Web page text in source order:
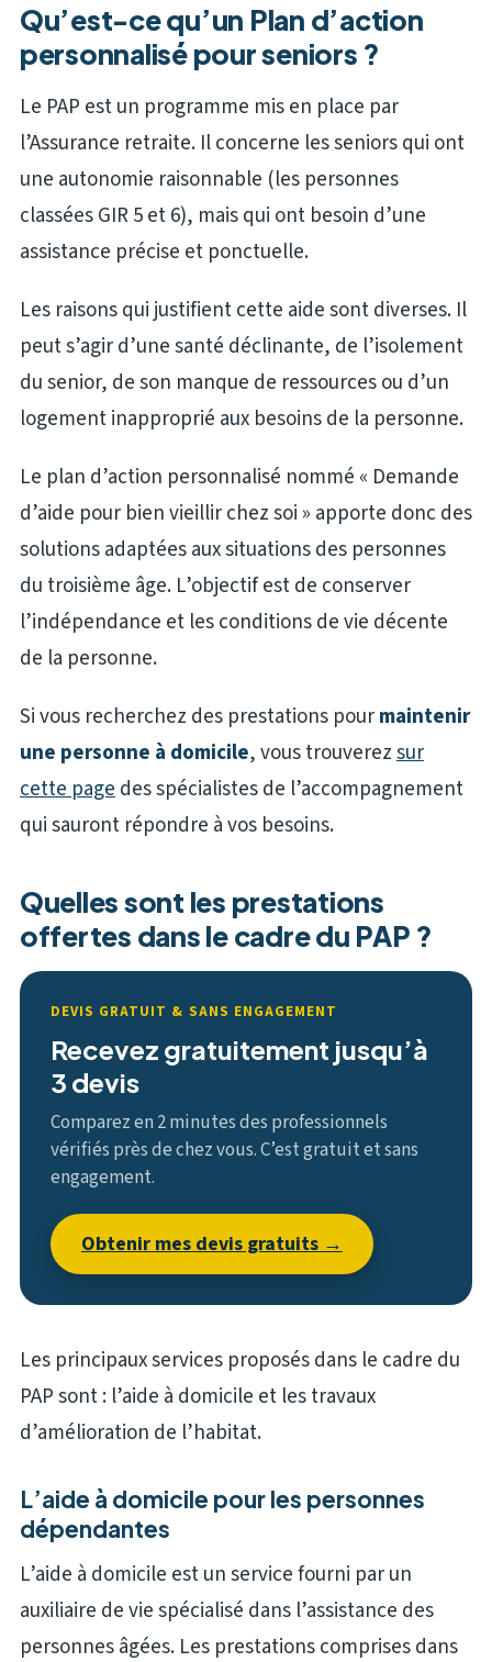
Qu’est-ce qu’un Plan d’action
personnalisé pour seniors ?
Le PAP est un programme mis en place par
l’Assurance retraite. Il concerne les seniors qui ont
une autonomie raisonnable (les personnes
classées GIR 5 et 6), mais qui ont besoin d’une
assistance précise et ponctuelle.
Les raisons qui justifient cette aide sont diverses. Il
peut s’agir d’une santé déclinante, de l’isolement
du senior, de son manque de ressources ou d’un
logement inapproprié aux besoins de la personne.
Le plan d’action personnalisé nommé « Demande
d’aide pour bien vieillir chez soi » apporte donc des
solutions adaptées aux situations des personnes
du troisième âge. L’objectif est de conserver
l’indépendance et les conditions de vie décente
de la personne.
Si vous recherchez des prestations pourmaintenir
une personne à domicile, vous trouverezsur
cette pagedes spécialistes de l’accompagnement
qui sauront répondre à vos besoins.
Quelles sont les prestations
offertes dans le cadre du PAP ?
DEVIS GRATUIT & SANS ENGAGEMENT
Recevez gratuitement jusqu’à
3 devis
Comparez en 2 minutes des professionnels
vérifiés près de chez vous. C’est gratuit et sans
engagement.
Obtenir mes devis gratuits →
Les principaux services proposés dans le cadre du
PAP sont : l’aide à domicile et les travaux
d’amélioration de l’habitat.
L’aide à domicile pour les personnes
dépendantes
L’aide à domicile est un service fourni par un
auxiliaire de vie spécialisé dans l’assistance des
personnes âgées. Les prestations comprises dans